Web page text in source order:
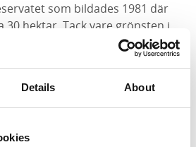
Details About
som bildades 1981 där
hektar. Tack vare grönsten i
rik med flera lundväxter som
tandrot, vårärt och trolldruva.
besöka Hästhagens
på att det inte är tillåtet att:
fast naturföremål eller